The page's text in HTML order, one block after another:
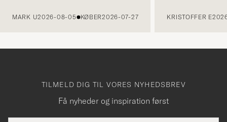
MARK U2026-08-05 KØBER2026-07-27 KRISTOFFER E
TILMELD DIG TIL VORES NYHEDSBREV
Få nyheder og inspiration først